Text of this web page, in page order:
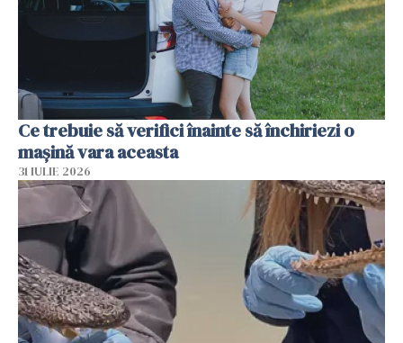
Ce trebuie să verifici înainte să închiriezi o
mașină vara aceasta
31 IULIE 2026